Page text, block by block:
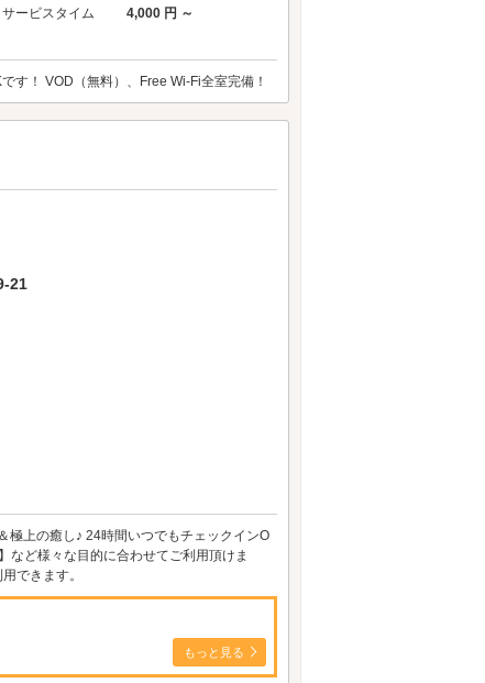
サービスタイム
4,000 円 ～
す！ VOD（無料）、Free Wi-Fi全室完備！
21
上の癒し♪ 24時間いつでもチェックインO
など様々な目的に合わせてご利用頂けま
できます。
もっと見る